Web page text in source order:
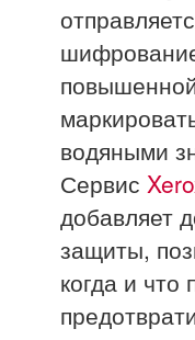
водяными
Сервис
добавляет
защиты,
когда и что